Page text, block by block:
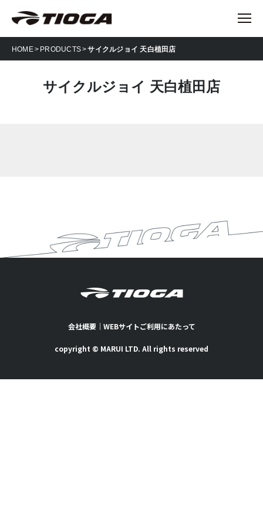
HOME PRODUCTS サイクルジョイ 天白植田店
サイクルジョイ 天白植田店
会社概要｜ WEBサイトご利用にあたって
copyright © MARUI LTD. All rights reserved